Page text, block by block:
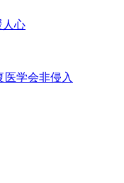
人心
医学会非侵入